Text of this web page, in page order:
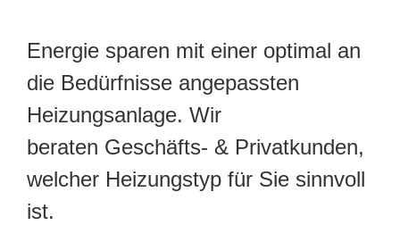
Energie sparen mit einer optimal an
die Bedürfnisse angepassten
Heizungsanlage. Wir
beraten Geschäfts- & Privatkunden,
welcher Heizungstyp für Sie sinnvoll
ist.